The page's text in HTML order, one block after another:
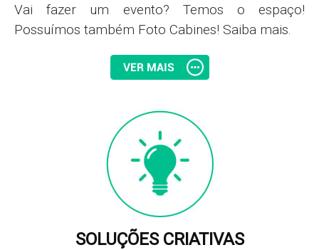
Vai fazer um evento? Temos o espaço!
Possuímos também Foto Cabines! Saiba mais.
SOLUÇÕES CRIATIVAS